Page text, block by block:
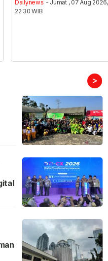
Dailynews - Jumat , 07 Aug 2026,
22:30 WIB
>